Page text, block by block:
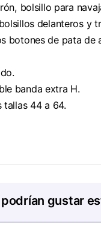
bolsillo para
delanteros y
botones de pata de
banda extra H.
tallas 44 a 64.
gustar